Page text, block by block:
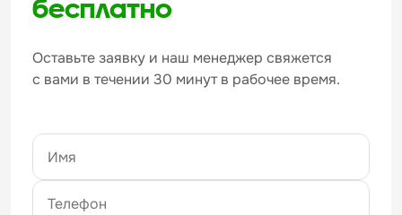
бесплатно
Оставьте заявку и наш менеджер свяжется
с вами в течении 30 минут в рабочее время.